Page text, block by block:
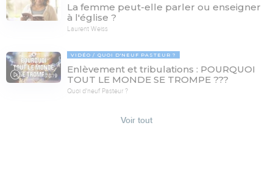
La femme peut-elle parler ou enseigner
à l'église ?
Laurent Weiss
78:19
VIDÉO QUOI D'NEUF PASTEUR ?
Enlèvement et tribulations : POURQUOI
TOUT LE MONDE SE TROMPE ???
Quoi d'neuf Pasteur ?
Voir tout